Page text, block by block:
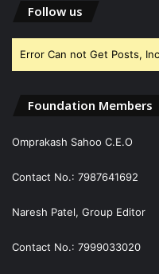
Follow us
Error Can not Get Posts,
Foundation Members
Omprakash Sahoo C.E.O
Contact No.: 7987641692
Naresh Patel, Group Editor
Contact No.: 7999033020